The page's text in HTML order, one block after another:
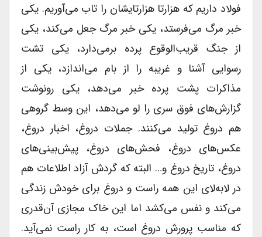
فولاد داریم که هزارتا هزارتایشان را تاب می‌آوریم. یکی
خبر مرگ می‌فرستد، یکی خبر مرگ جعل می‌کند، یکی
از جنگ قریب‌الوقوع پرده برمی‌دارد، یکی تشت
رسوایی آشنا و غریبه را از بام می‌اندازد، یکی از
مذاکرات پشت پرده خبر می‌دهد، یکی رونوشت
گزارش‌های فوق سری را لو می‌دهد، این وسط گروهی
هم دروغ تولید می‌کنند. جملات دروغ، اخبار دروغ،
عکس‌های دروغ، فحش‌های دروغ، پیش‌بینی‌های
دروغ، تاریخ دروغ و… البته که گردش آزاد اطلاعات هم
در لابه‌لای این همه راست و دروغ برای خودش زندگی
می‌کند و نفس می‌کشد اما این خاک مجازی آن‌قدری
که مناسب پرورش دروغ است، به کار راست نمی‌آید.